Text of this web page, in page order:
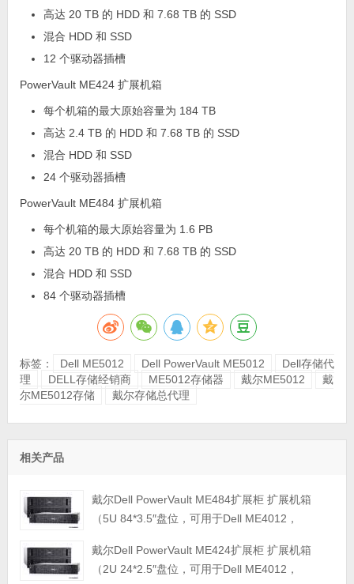
高达 20 TB 的 HDD 和 7.68 TB 的 SSD
混合 HDD 和 SSD
12 个驱动器插槽
PowerVault ME424 扩展机箱
每个机箱的最大原始容量为 184 TB
高达 2.4 TB 的 HDD 和 7.68 TB 的 SSD
混合 HDD 和 SSD
24 个驱动器插槽
PowerVault ME484 扩展机箱
每个机箱的最大原始容量为 1.6 PB
高达 20 TB 的 HDD 和 7.68 TB 的 SSD
混合 HDD 和 SSD
84 个驱动器插槽
标签： Dell ME5012 Dell PowerVault ME5012
Dell存储代
理
DELL存储经销商 ME5012存储器 戴尔ME5012
戴
尔ME5012存储
戴尔存储总代理
相关产品
戴尔Dell PowerVault ME484扩展柜 扩展机箱
（5U 84*3.5″盘位，可用于Dell ME4012，
ME5084等主存储扩展）戴尔Dell PowerVault ME424扩展柜 扩展机箱
（2U 24*2.5″盘位，可用于Dell ME4012，